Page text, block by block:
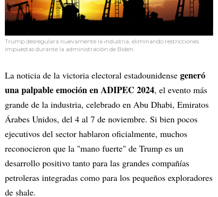
Trump desregulará nuevamente la industria, eliminando restricciones
impuestas durante la administración de Biden.
La noticia de la victoria electoral estadounidense generó
una palpable emoción en ADIPEC 2024, el evento más
grande de la industria, celebrado en Abu Dhabi, Emiratos
Árabes Unidos, del 4 al 7 de noviembre. Si bien pocos
ejecutivos del sector hablaron oficialmente, muchos
reconocieron que la "mano fuerte" de Trump es un
desarrollo positivo tanto para las grandes compañías
petroleras integradas como para los pequeños exploradores
de shale.